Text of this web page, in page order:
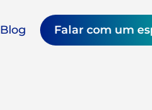
Blog Falar com um